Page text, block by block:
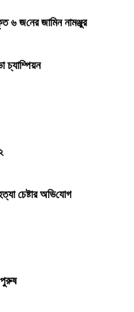
৬ জ‌নের জা‌মিন নামঞ্জুর
চ্যাম্পিয়ন
চেষ্টার অ‌ভি‌যোগ
পুরুষ